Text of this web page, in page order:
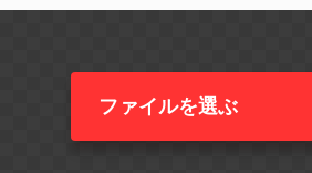
ファイルを選ぶ